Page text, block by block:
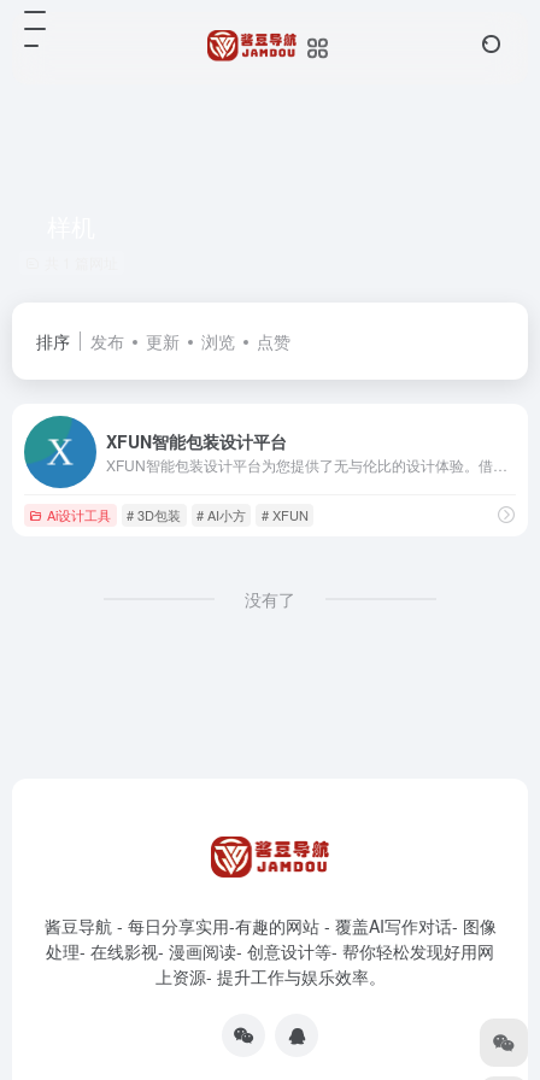
排序 发布 更新 浏览 点赞
XFUN智能包装设计平台
Ai设计工具 # 3D包装 # AI小方 # XFUN
没有了
酱豆导航 - 每日分享实用-有趣的网站 - 覆盖AI写作对话- 图像
处理- 在线影视- 漫画阅读- 创意设计等- 帮你轻松发现好用网
上资源- 提升工作与娱乐效率。